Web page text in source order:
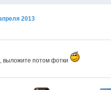
2013
, выложите потом фотки